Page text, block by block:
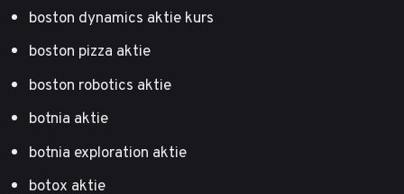
boston dynamics aktie kurs
boston pizza aktie
boston robotics aktie
botnia aktie
botnia exploration aktie
botox aktie